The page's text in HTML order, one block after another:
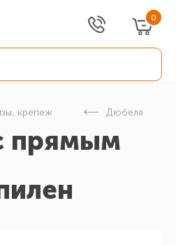
0
крепеж Дюбеля
прямым